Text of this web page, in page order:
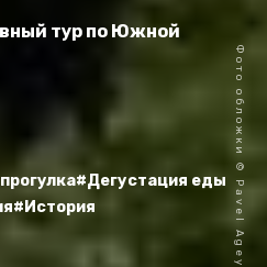
тур по Южной
#Дегустация еды
#История Фото обложки © Pavel Ageychenko